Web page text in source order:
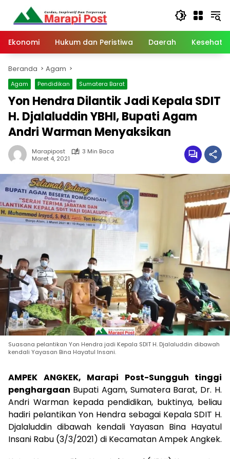
Langsung
konten
Ekonomi
Hukum dan Peristiwa Daerah
Beranda Agam
Agam Pendidikan Sumatera Barat
Yon Hendra Dilantik Jadi Kepala SDIT
H. Djalaluddin YBHI, Bupati Agam
Andri Warman Menyaksikan
Marapipost
3 Min Baca
Maret 4, 2021
Suasana pelantikan Yon Hendra jadi Kepala SDIT H. Djalaluddin dibawah
kendali Yayasan Bina Hayatul Insani.
AMPEK ANGKEK, Marapi Post-Sungguh tinggi
penghargaan Bupati Agam, Sumatera Barat, Dr. H.
Andri Warman kepada pendidikan, buktinya, beliau
hadiri pelantikan Yon Hendra sebagai Kepala SDIT H.
Djalaluddin dibawah kendali Yayasan Bina Hayatul
Insani Rabu (3/3/2021) di Kecamatan Ampek Angkek.